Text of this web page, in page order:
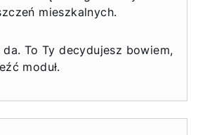
mieszkalnych.
To Ty decydujesz bowiem,
moduł.